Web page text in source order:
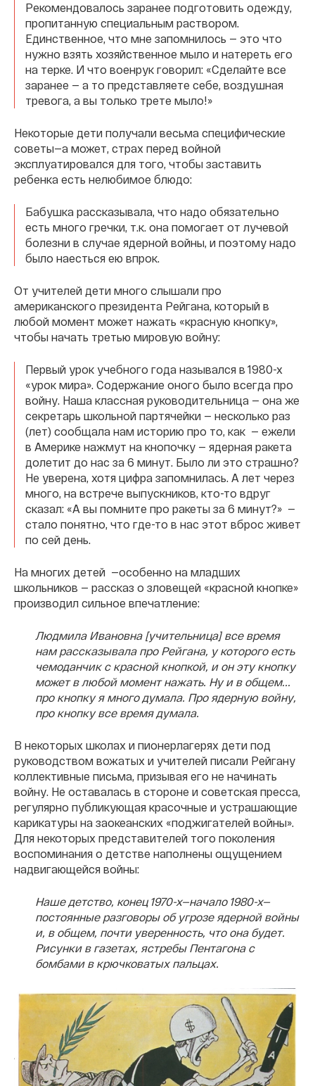
Рекомендовалось заранее подготовить одежду,
пропитанную специальным раствором.
Единственное, что мне запомнилось — это что
нужно взять хозяйственное мыло и натереть его
на терке. И что военрук говорил: «Сделайте все
заранее — а то представляете себе, воздушная
тревога, а вы только трете мыло!»
Некоторые дети получали весьма специфические
советы—а может, страх перед войной
эксплуатировался для того, чтобы заставить
ребенка есть нелюбимое блюдо:
Бабушка рассказывала, что надо обязательно
есть много гречки, т.к. она помогает от лучевой
болезни в случае ядерной войны, и поэтому надо
было наесться ею впрок.
От учителей дети много слышали про
американского президента Рейгана, который в
любой момент может нажать «красную кнопку»,
чтобы начать третью мировую войну:
Первый урок учебного года назывался в 1980-х
«урок мира». Содержание оного было всегда про
войну. Наша классная руководительница — она же
секретарь школьной партячейки — несколько раз
(лет) сообщала нам историю про то, как — ежели
в Америке нажмут на кнопочку — ядерная ракета
долетит до нас за 6 минут. Было ли это страшно?
Не уверена, хотя цифра запомнилась. А лет через
много, на встрече выпускников, кто-то вдруг
сказал: «А вы помните про ракеты за 6 минут?» —
стало понятно, что где-то в нас этот вброс живет
по сей день.
На многих детей —особенно на младших
школьников — рассказ о зловещей «красной кнопке»
производил сильное впечатление:
Людмила Ивановна [учительница] все время
нам рассказывала про Рейгана, у которого есть
чемоданчик с красной кнопкой, и он эту кнопку
может в любой момент нажать. Ну и в общем...
про кнопку я много думала. Про ядерную войну,
про кнопку все время думала.
В некоторых школах и пионерлагерях дети под
руководством вожатых и учителей писали Рейгану
коллективные письма, призывая его не начинать
войну. Не оставалась в стороне и советская пресса,
регулярно публикующая красочные и устрашающие
карикатуры на заокеанских «поджигателей войны».
Для некоторых представителей того поколения
воспоминания о детстве наполнены ощущением
надвигающейся войны:
Наше детство, конец 1970-х—начало 1980-х—
постоянные разговоры об угрозе ядерной войны
и, в общем, почти уверенность, что она будет.
Рисунки в газетах, ястребы Пентагона с
бомбами в крючковатых пальцах.